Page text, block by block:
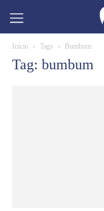
Início Tags Bumbum
Tag: bumbum